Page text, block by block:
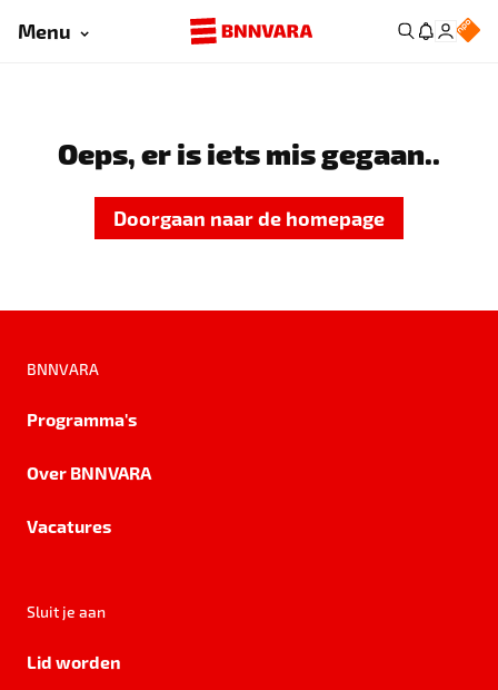
Menu
Oeps, er is iets mis gegaan..
Doorgaan naar de homepage
BNNVARA
Programma's
Over BNNVARA
Vacatures
Sluit je aan
Lid worden